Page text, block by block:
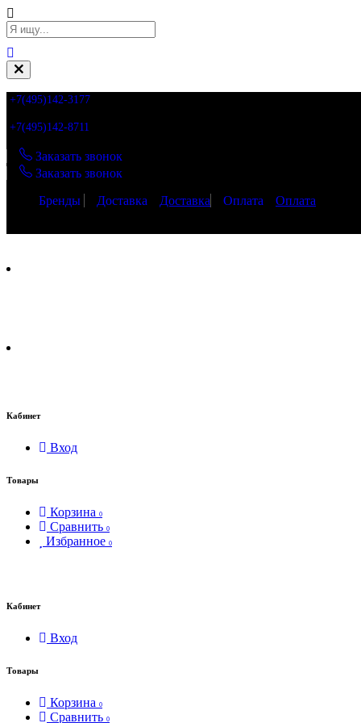
+7(495)142-3177
+7(495)142-8711
Заказать звонок
Заказать звонок
Бренды
Доставка Доставка Оплата
Оплата
Кабинет
Вход
Товары
Корзина 0
Сравнить 0
Избранное 0
Кабинет
Вход
Товары
Корзина 0
Сравнить 0